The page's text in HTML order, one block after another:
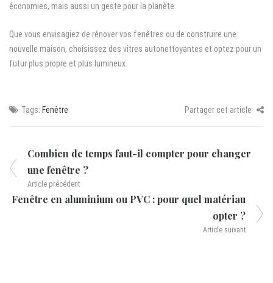
économies, mais aussi un geste pour la planète.
Que vous envisagiez de rénover vos fenêtres ou de construire une
nouvelle maison, choisissez des vitres autonettoyantes et optez pour un
futur plus propre et plus lumineux.
Tags: Fenêtre Partager cet article
Combien de temps faut-il compter pour changer
une fenêtre ?
Article précédent
Fenêtre en aluminium ou PVC : pour quel matériau
opter ?
Article suivant